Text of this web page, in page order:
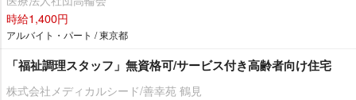
時給1,400円
アルバイト・パート / 東京都
「福祉調理スタッフ」無資格可/サービス付き高齢者向け住宅
株式会社メディカルシード/善幸苑 鶴見